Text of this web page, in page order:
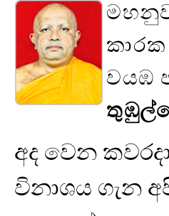
කාරක
වයඹ
අද වෙන
විනාශය ගැන